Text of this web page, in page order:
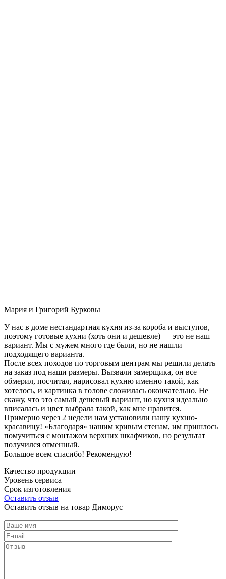
Мария и Григорий Бурковы
У нас в доме нестандартная кухня из-за короба и выступов,
поэтому готовые кухни (хоть они и дешевле) — это не наш
вариант. Мы с мужем много где были, но не нашли
подходящего варианта.
После всех походов по торговым центрам мы решили делать
на заказ под наши размеры. Вызвали замерщика, он все
обмерил, посчитал, нарисовал кухню именно такой, как
хотелось, и картинка в голове сложилась окончательно. Не
скажу, что это самый дешевый вариант, но кухня идеально
вписалась и цвет выбрала такой, как мне нравится.
Примерно через 2 недели нам установили нашу кухню-
красавицу! «Благодаря» нашим кривым стенам, им пришлось
помучиться с монтажом верхних шкафчиков, но результат
получился отменный.
Большое всем спасибо! Рекомендую!
Качество продукции
Уровень сервиса
Срок изготовления
Оставить отзыв
Оставить отзыв на товар Диморус